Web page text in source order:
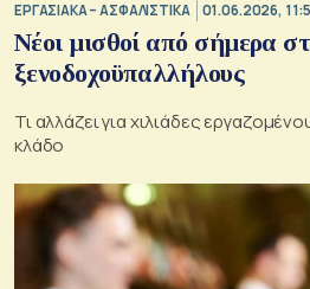
ΕΡΓΑΣΙΑΚΑ – ΑΣΦΑΛΙΣΤΙΚΑ 01.06.2026,
Νέοι μισθοί από σήμερα
ξενοδοχοϋπαλλήλους
Τι αλλάζει για χιλιάδες
κλάδο